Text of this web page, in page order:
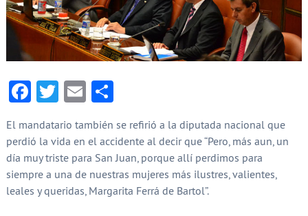
Facebook
Twitter
EmailCompartir
El mandatario también se refirió a la diputada nacional que
perdió la vida en el accidente al decir que “Pero, más aun, un
día muy triste para San Juan, porque allí perdimos para
siempre a una de nuestras mujeres más ilustres, valientes,
leales y queridas, Margarita Ferrá de Bartol”.